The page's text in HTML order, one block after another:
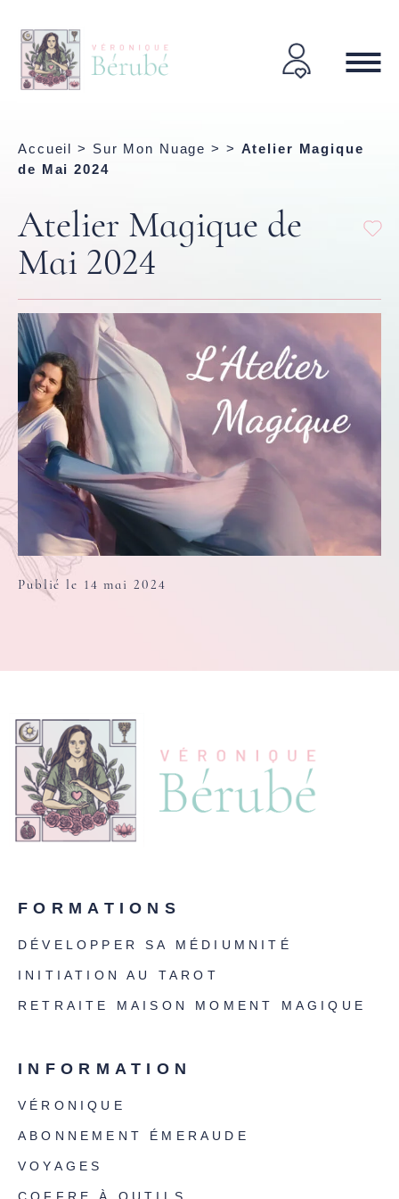
Accueil > Sur Mon Nuage > > Atelier Magique
de Mai 2024
Atelier Magique de
Mai 2024
Publié le 14 mai 2024
FORMATIONS
DÉVELOPPER SA MÉDIUMNITÉ
INITIATION AU TAROT
RETRAITE MAISON MOMENT MAGIQUE
INFORMATION
VÉRONIQUE
ABONNEMENT ÉMERAUDE
VOYAGES